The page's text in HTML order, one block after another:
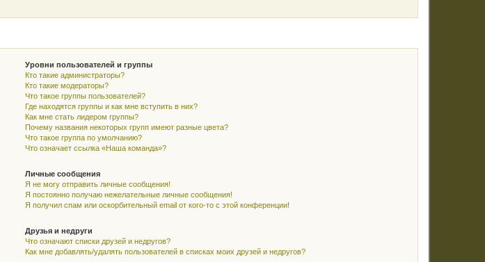
Уровни пользователей и группы
Кто такие администраторы?
Кто такие модераторы?
Что такое группы пользователей?
Где находятся группы и как мне вступить в них?
Как мне стать лидером группы?
Почему названия некоторых групп имеют разные цвета?
Что такое группа по умолчанию?
Что означает ссылка «Наша команда»?
Личные сообщения
Я не могу отправить личные сообщения!
Я постоянно получаю нежелательные личные сообщения!
Я получил спам или оскорбительный email от кого-то с этой конференции!
Друзья и недруги
Что означают списки друзей и недругов?
Как мне добавлять/удалять пользователей в списках моих друзей и недругов?